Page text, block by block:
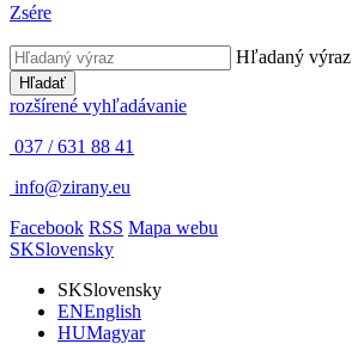
Zsére
Hľadaný výraz
Hľadať
rozšírené vyhľadávanie
037 / 631 88 41
info@zirany.eu
Facebook RSS Mapa webu
SKSlovensky
SKSlovensky
ENEnglish
HUMagyar